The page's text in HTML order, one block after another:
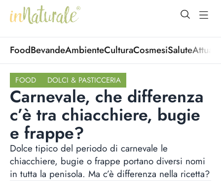
open
FoodBevandeAmbienteCulturaCosmesiSalute
FOOD DOLCI & PASTICCERIA
Carnevale, che differenza
c’è tra chiacchiere, bugie
e frappe?
Dolce tipico del periodo di carnevale le
chiacchiere, bugie o frappe portano diversi nomi
in tutta la penisola. Ma c’è differenza nella ricetta?